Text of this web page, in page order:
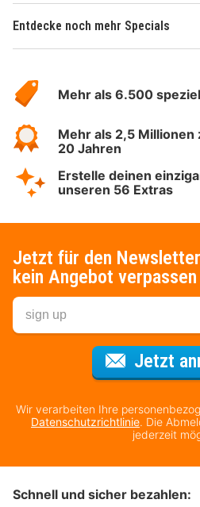
Entdecke noch mehr Specials
Hotelspecials
Mehr als 6.500
Mehr als 2,5
20 Jahren
Erstelle deinen
unseren 56 Extras
Jetzt für den
kein Angebot verpassen
Jetzt
Wir verarbeiten Ihre
Datenschutzrichtlinie. Die
jederzeit
Schnell und sicher bezahlen: